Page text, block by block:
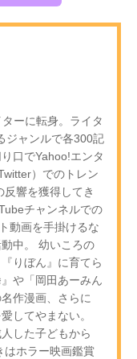
ーに転身。ライタ
ジャンルで各300記
口でYahoo!エンタ
）でのトレン
反響を獲得してき
チャンネルでの
動画を手掛けるな
中。 幼いころの
りぼん』に育てら
や「岡田あーみん
作漫画、さらに
してやまない。
した子どもから
はホラー映画鑑賞